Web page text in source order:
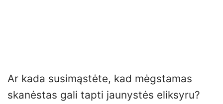
Ar kada susimąstėte, kad mėgstamas
skanėstas gali tapti jaunystės eliksyru?